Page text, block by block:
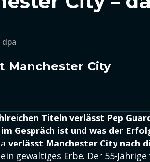
dpa
Manchester City
Titeln verlässt Pep
Gespräch ist und was der
verlässt Manchester City nach
gewaltiges Erbe. Der 55-